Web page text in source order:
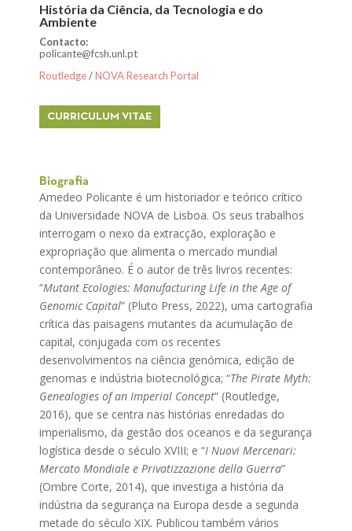
História da Ciência, da Tecnologia e do
Ambiente
Contacto:
policante@fcsh.unl.pt
Routledge/NOVA Research Portal
CURRICULUM VITAE
Biografia
Amedeo Policante é um historiador e teórico crítico
da Universidade NOVA de Lisboa. Os seus trabalhos
interrogam o nexo da extracção, exploração e
expropriação que alimenta o mercado mundial
contemporâneo. É o autor de três livros recentes:
“Mutant Ecologies: Manufacturing Life in the Age of
Genomic Capital” (Pluto Press, 2022), uma cartografia
crítica das paisagens mutantes da acumulação de
capital, conjugada com os recentes
desenvolvimentos na ciência genómica, edição de
genomas e indústria biotecnológica; “The Pirate Myth:
Genealogies of an Imperial Concept” (Routledge,
2016), que se centra nas histórias enredadas do
imperialismo, da gestão dos oceanos e da segurança
logística desde o século XVIII; e “I Nuovi Mercenari:
Mercato Mondiale e Privatizzazione della Guerra”
(Ombre Corte, 2014), que investiga a história da
indústria da segurança na Europa desde a segunda
metade do século XIX. Publicou também vários